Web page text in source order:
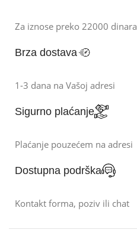
Za iznose preko 22000 dinara
Brza dostava
1-3 dana na Vašoj adresi
Sigurno plaćanje
Plaćanje pouzećem na adresi
Dostupna podrška
Kontakt forma, poziv ili chat